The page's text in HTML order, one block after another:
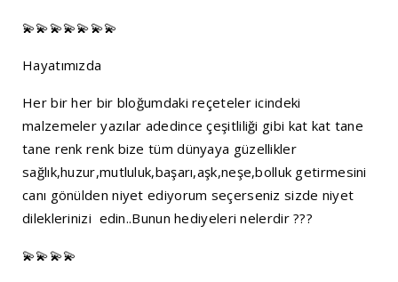
💫💫💫💫💫💫💫
Hayatımızda
Her bir her bir bloğumdaki reçeteler icindeki
malzemeler yazılar adedince çeşitliliği gibi kat kat tane
tane renk renk bize tüm dünyaya güzellikler
sağlık,huzur,mutluluk,başarı,aşk,neşe,bolluk getirmesini
canı gönülden niyet ediyorum seçerseniz sizde niyet
dileklerinizi edin..Bunun hediyeleri nelerdir ???
💫💫💫💫